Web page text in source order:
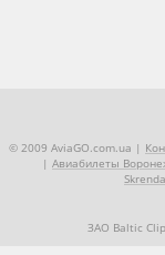
© 2009 AviaGO.com.ua |
| Авиабилеты
ЗАО Baltic